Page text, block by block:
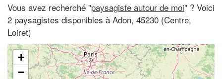
Vous avez recherché "paysagiste autour de moi" ? Voici
2 paysagistes disponibles à Adon, 45230 (Centre,
Loiret)
+
−